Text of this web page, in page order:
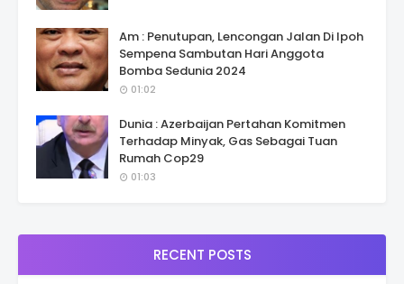
Am : Penutupan, Lencongan Jalan Di Ipoh
Sempena Sambutan Hari Anggota
Bomba Sedunia 2024
01:02
Dunia : Azerbaijan Pertahan Komitmen
Terhadap Minyak, Gas Sebagai Tuan
Rumah Cop29
01:03
RECENT POSTS